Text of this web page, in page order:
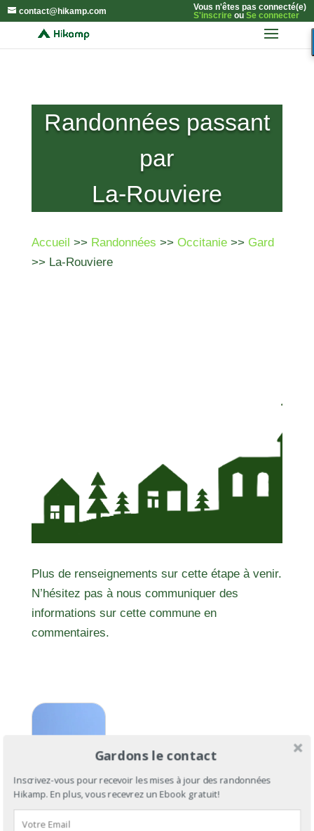
contact@hikamp.com
Vous n'êtes pas connecté(e)
S'inscrireou Se connecter
Randonnées passant
par
La-Rouviere
Accueil >> Randonnées >> Occitanie>> Gard
>> La-Rouviere
Plus de renseignements sur cette étape à venir.
N’hésitez pas à nous communiquer des
informations sur cette commune en
commentaires.
GR®700,
Gardons le contact
Inscrivez-vous pour recevoir les mises à jour des randonnées
Hikamp. En plus, vous recevrez un Ebook gratuit!